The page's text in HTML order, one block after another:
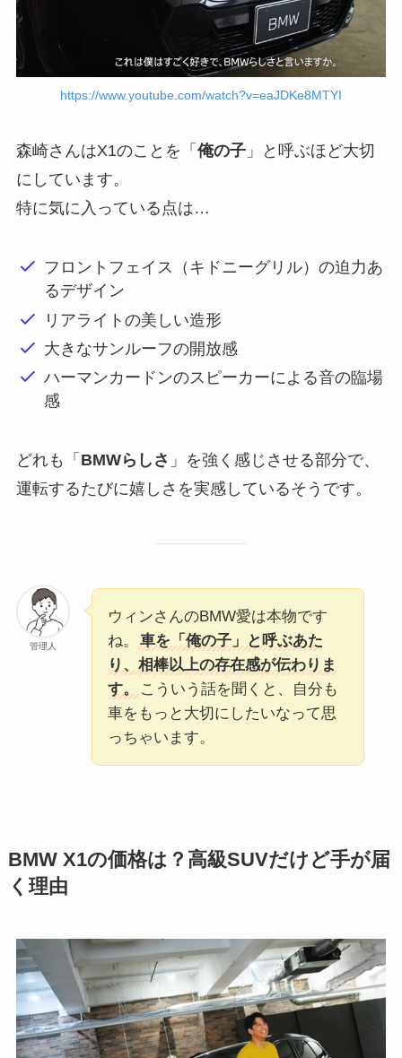
https://www.youtube.com/watch?v=eaJDKe8MTYI
森崎さんはX1のことを「 俺の子」と呼ぶほど大切
にしています。
特に気に入っている点は…
フロントフェイス（キドニーグリル）の迫力あ
るデザイン
リアライトの美しい造形
大きなサンルーフの開放感
ハーマンカードンのスピーカーによる音の臨場
感
どれも「 BMWらしさ 」を強く感じさせる部分で、
運転するたびに嬉しさを実感しているそうです。
管理人
ウィンさんのBMW愛は本物です
ね。
車を「俺の子」と呼ぶあた
り、相棒以上の存在感が伝わりま
す。
こういう話を聞くと、自分も
車をもっと大切にしたいなって思
っちゃいます。
BMW X1の価格は？高級SUVだけど手が届
く理由